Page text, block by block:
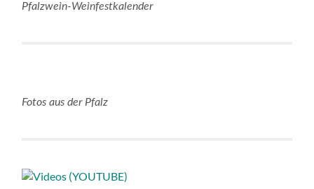
Pfalzwein-Weinfestkalender
Fotos aus der Pfalz